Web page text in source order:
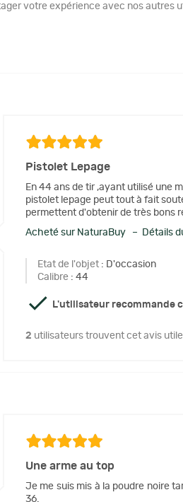
votre expérience avec nos autres
Pistolet Lepage
En 44 ans de tir ,ayant utilisé une
pistolet lepage peut tout à fait
permettent d'obtenir de très bons
Acheté sur NaturaBuy – Détails
Etat de l'objet : D'occasion
Calibre : 44
L'utilisateur recommande
2 utilisateurs trouvent cet avis utile
Une arme au top
Je me suis mis à la poudre noire
36.